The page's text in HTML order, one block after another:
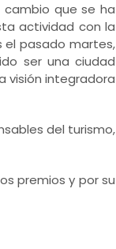
cambio que se ha
actividad con la
el pasado martes,
ser una ciudad
visión integradora
del turismo,
premios y por su